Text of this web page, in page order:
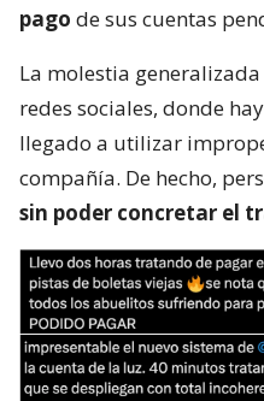
pago de sus cuentas
La molestia
redes sociales, donde
llegado a utilizar
compañía. De hecho,
sin poder concretar el